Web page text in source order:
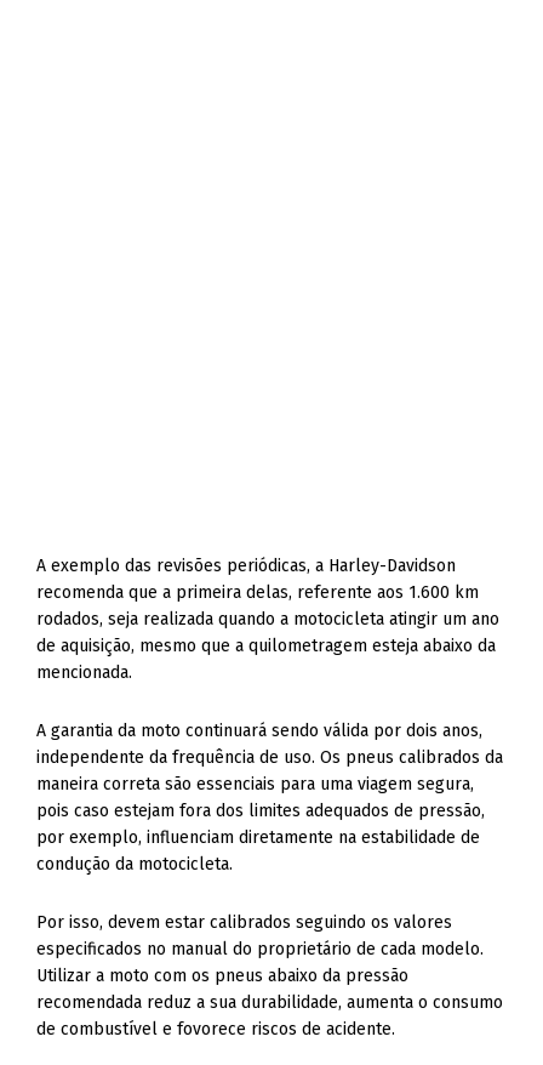
A exemplo das revisões periódicas, a Harley-Davidson
recomenda que a primeira delas, referente aos 1.600 km
rodados, seja realizada quando a motocicleta atingir um ano
de aquisição, mesmo que a quilometragem esteja abaixo da
mencionada.
A garantia da moto continuará sendo válida por dois anos,
independente da frequência de uso. Os pneus calibrados da
maneira correta são essenciais para uma viagem segura,
pois caso estejam fora dos limites adequados de pressão,
por exemplo, influenciam diretamente na estabilidade de
condução da motocicleta.
Por isso, devem estar calibrados seguindo os valores
especificados no manual do proprietário de cada modelo.
Utilizar a moto com os pneus abaixo da pressão
recomendada reduz a sua durabilidade, aumenta o consumo
de combustível e fovorece riscos de acidente.